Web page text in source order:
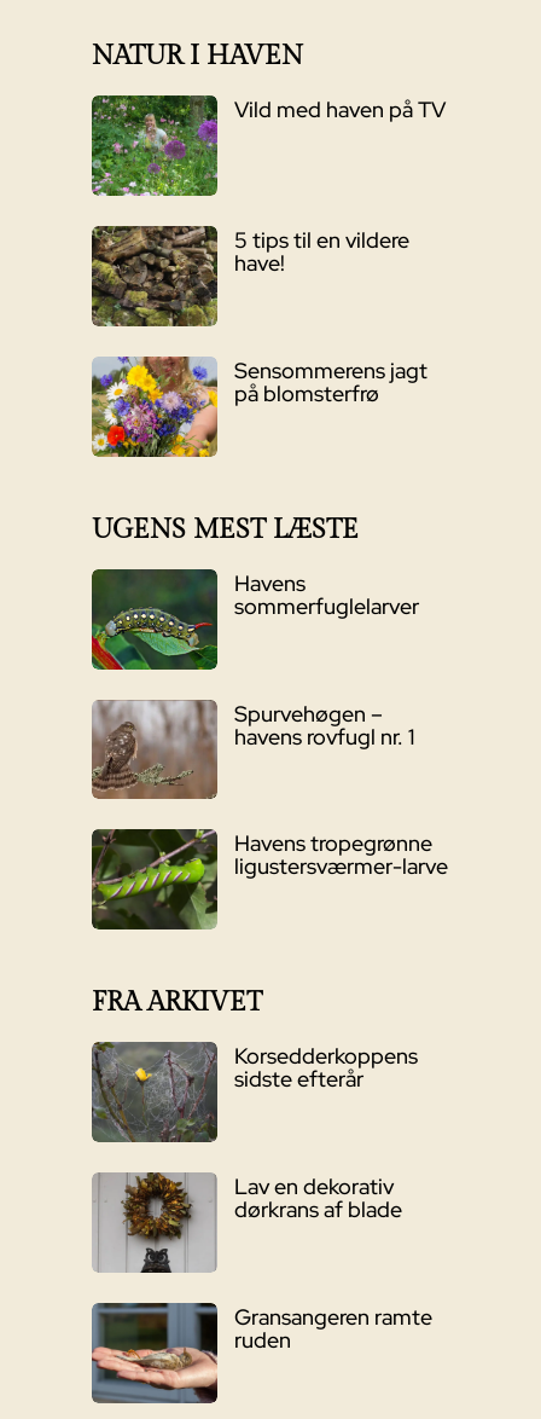
NATUR I HAVEN
Vild med haven på TV
5 tips til en vildere
have!
Sensommerens jagt
på blomsterfrø
UGENS MEST LÆSTE
Havens
sommerfuglelarver
Spurvehøgen –
havens rovfugl nr. 1
Havens tropegrønne
ligustersværmer-larve
FRA ARKIVET
Korsedderkoppens
sidste efterår
Lav en dekorativ
dørkrans af blade
Gransangeren ramte
ruden